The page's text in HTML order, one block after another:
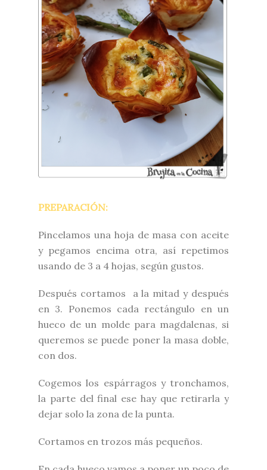
PREPARACIÓN:
Pincelamos una hoja de masa con aceite
y pegamos encima otra, así repetimos
usando de 3 a 4 hojas, según gustos.
Después cortamos a la mitad y después
en 3. Ponemos cada rectángulo en un
hueco de un molde para magdalenas, si
queremos se puede poner la masa doble,
con dos.
Cogemos los espárragos y tronchamos,
la parte del final ese hay que retirarla y
dejar solo la zona de la punta.
Cortamos en trozos más pequeños.